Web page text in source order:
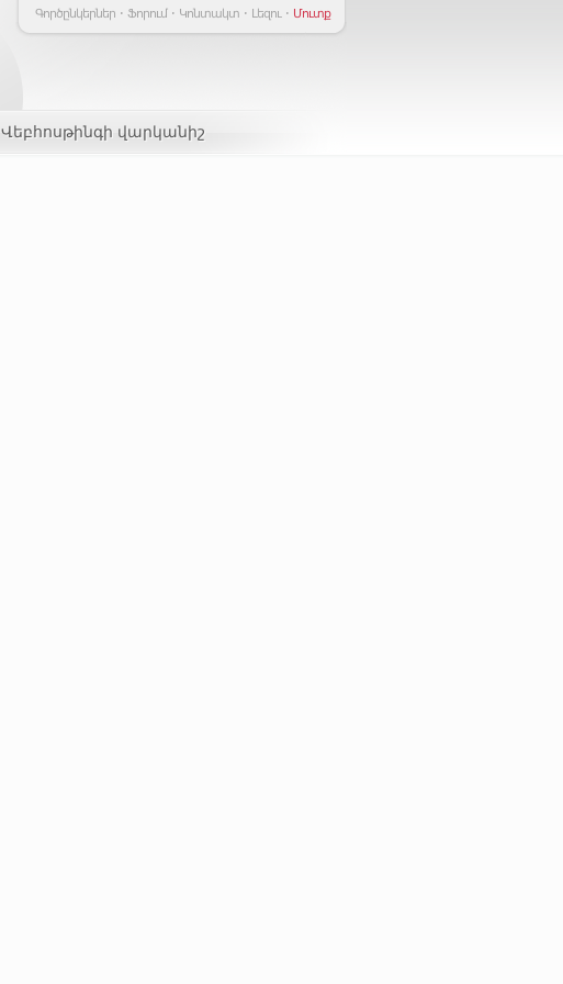
Գործընկերներ Ֆորում Կոնտակտ Լեզու Մուտք
Վեբհոսթինգի վարկանիշ